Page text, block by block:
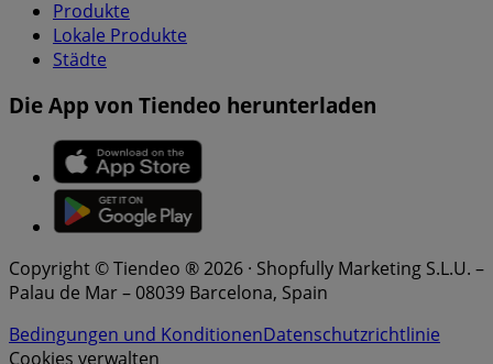
Produkte
Lokale Produkte
Städte
Die App von Tiendeo herunterladen
Copyright © Tiendeo ® 2026 · Shopfully Marketing S.L.U. –
Palau de Mar – 08039 Barcelona, Spain
Bedingungen und KonditionenDatenschutzrichtlinie
Cookies verwalten